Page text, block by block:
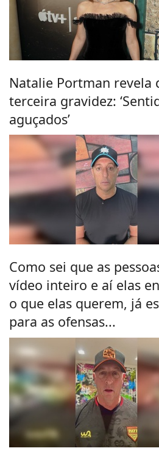
Natalie Portman revela
terceira gravidez:
aguçados’
Como sei que as
vídeo inteiro e aí elas
o que elas querem, já
para as ofensas...